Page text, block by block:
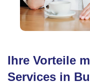
Ihre Vorteile
Services in